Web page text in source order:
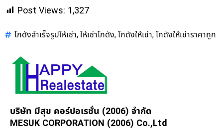
Post Views: 1,327
โกดังสำเร็จรูปให้เช่า, ให้เช่าโกดัง, โกดังให้เช่า, โกดังให้เช่าราคาถูก
บริษัท มีสุข คอร์ปอเรชั่น (2006) จำกัด
MESUK CORPORATION (2006) Co.,Ltd